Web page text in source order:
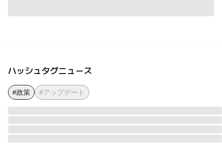
ハッシュタグニュース
#政策 #アップデート